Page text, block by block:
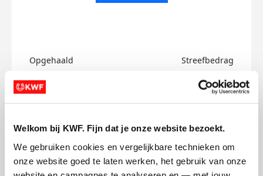
Welkom bij KWF. Fijn dat je onze website bezoekt.
We gebruiken cookies en vergelijkbare technieken om
onze website goed te laten werken, het gebruik van onze
Opgehaald Streefbedrag
Steven's badges